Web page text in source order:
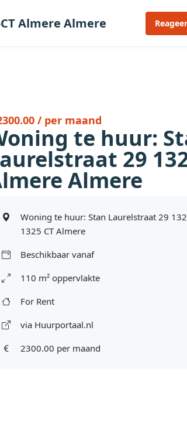
Almere Almere
/ per maand
te huur:
29
Almere
Woning te huur: Stan Laurelstraat 29
1325 CT Almere
Beschikbaar vanaf
110 m² oppervlakte
For Rent
via Huurportaal.nl
2300.00 per maand